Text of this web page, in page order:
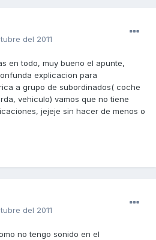
del 2011
en todo, muy bueno el apunte,
explicacion para
a grupo de subordinados( coche
vehiculo) vamos que no tiene
jejeje sin hacer de menos o
del 2011
no tengo sonido en el